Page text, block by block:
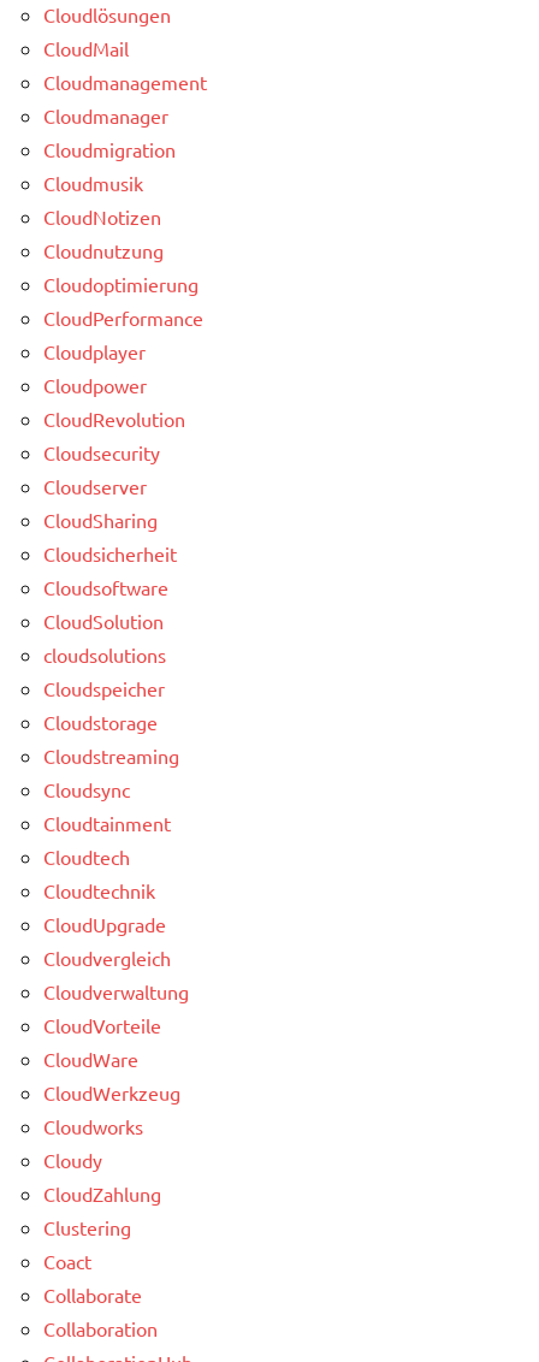
Cloudlösungen
CloudMail
Cloudmanagement
Cloudmanager
Cloudmigration
Cloudmusik
CloudNotizen
Cloudnutzung
Cloudoptimierung
CloudPerformance
Cloudplayer
Cloudpower
CloudRevolution
Cloudsecurity
Cloudserver
CloudSharing
Cloudsicherheit
Cloudsoftware
CloudSolution
cloudsolutions
Cloudspeicher
Cloudstorage
Cloudstreaming
Cloudsync
Cloudtainment
Cloudtech
Cloudtechnik
CloudUpgrade
Cloudvergleich
Cloudverwaltung
CloudVorteile
CloudWare
CloudWerkzeug
Cloudworks
Cloudy
CloudZahlung
Clustering
Coact
Collaborate
Collaboration